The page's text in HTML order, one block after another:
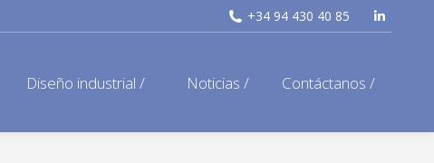
+34 94 430 40 85
Diseño industrial / Noticias / Contáctanos /